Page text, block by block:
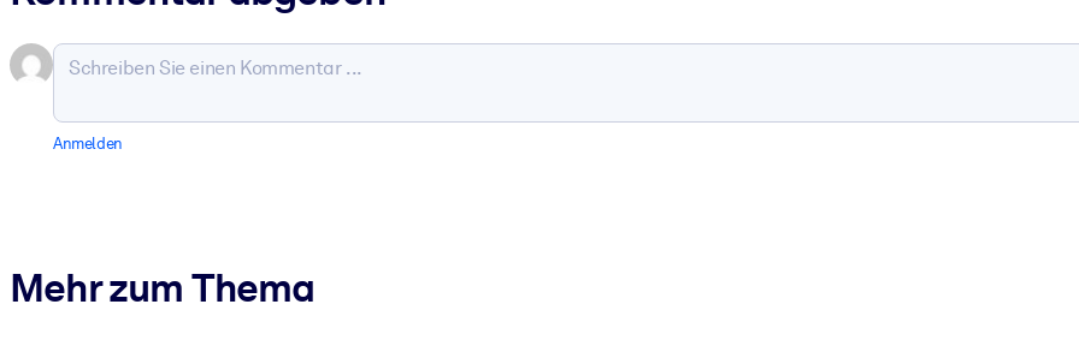
Anmelden
Mehr zum Thema